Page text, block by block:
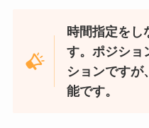
時間指定をし
す。ポジショ
ションですが
能です。